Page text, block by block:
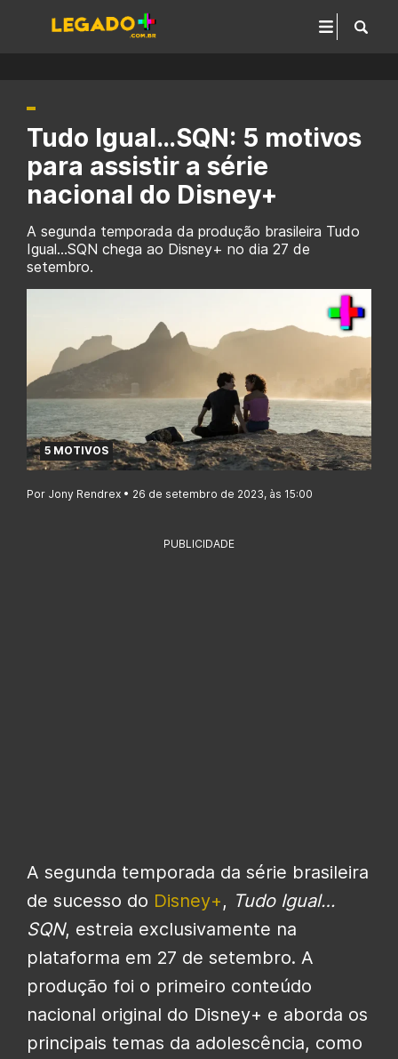
Tudo Igual…SQN: 5 motivos
para assistir a série
nacional do Disney+
A segunda temporada da produção brasileira Tudo
Igual...SQN chega ao Disney+ no dia 27 de
setembro.
5 MOTIVOS
Por Jony Rendrex • 26 de setembro de 2023, às 15:00
PUBLICIDADE
A segunda temporada da série brasileira
de sucesso do Disney+, Tudo Igual…
SQN, estreia exclusivamente na
plataforma em 27 de setembro. A
produção foi o primeiro conteúdo
nacional original do Disney+ e aborda os
principais temas da adolescência, como